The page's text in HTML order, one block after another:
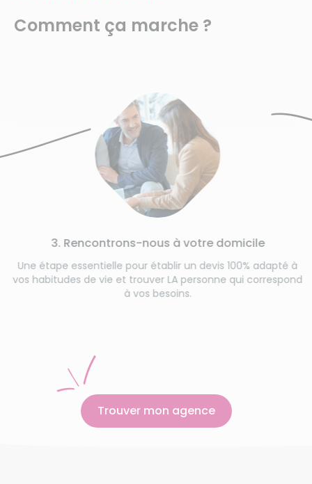
Comment ça marche ?
essentielle pour établir un devis 100% adapté à
de vie et trouver LA personne qui correspond
à vos besoins.
Rencontrons-nous à votre domicile
Trouver mon agence